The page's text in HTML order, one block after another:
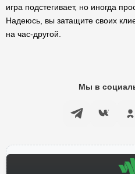
игра подстегивает, но иногда
Надеюсь, вы затащите своих
на час-другой.
Мы в